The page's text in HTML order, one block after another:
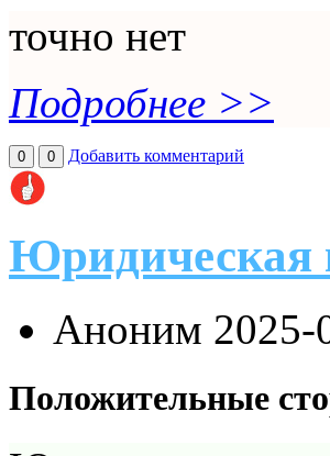
точно нет
Подробнее >>
0 0 Добавить комментарий
Юридическая
Аноним
Положительные